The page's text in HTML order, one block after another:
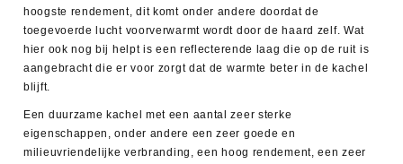
hoogste rendement, dit komt onder andere doordat de
toegevoerde lucht voorverwarmt wordt door de haard zelf. Wat
hier ook nog bij helpt is een reflecterende laag die op de ruit is
aangebracht die er voor zorgt dat de warmte beter in de kachel
blijft.
Een duurzame kachel met een aantal zeer sterke
eigenschappen, onder andere een zeer goede en
milieuvriendelijke verbranding, een hoog rendement, een zeer